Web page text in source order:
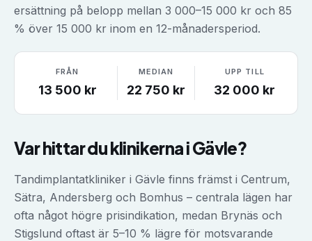
ersättning på belopp mellan 3 000–15 000 kr och 85
% över 15 000 kr inom en 12-månadersperiod.
FRÅN
13 500 kr
MEDIAN
22 750 kr
UPP TILL
32 000 kr
Var hittar du klinikerna iGävle?
Tandimplantatkliniker i Gävle finns främst i Centrum,
Sätra, Andersberg och Bomhus – centrala lägen har
ofta något högre prisindikation, medan Brynäs och
Stigslund oftast är 5–10 % lägre för motsvarande